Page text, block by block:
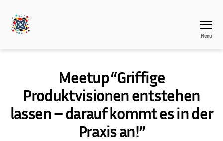
Menu
Meetup “Griffige
Produktvisionen entstehen
lassen – darauf kommt es in der
Praxis an!”